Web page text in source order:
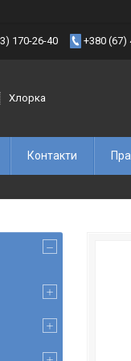
170-26-40 +380 (67)
Хлорка
Контакти